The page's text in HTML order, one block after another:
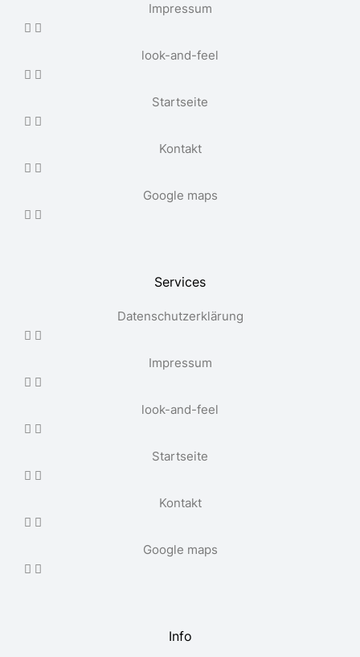
Impressum
look-and-feel
Startseite
Kontakt
Google maps
Services
Datenschutzerklärung
Impressum
look-and-feel
Startseite
Kontakt
Google maps
Info